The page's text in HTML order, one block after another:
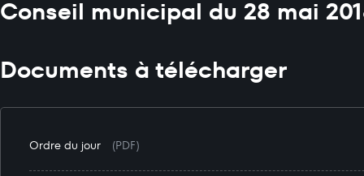
Conseil municipal du 28 mai
Documents à télécharger
Ordre du jour (PDF)